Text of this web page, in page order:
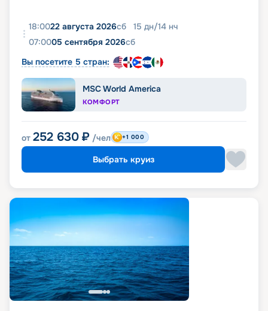
18:0022 августа 2026сб 15 дн/14 нч
07:0005 сентября 2026сб
Вы посетите 5 стран:
MSC World America
КОМФОРТ
от 252 630 ₽ /чел +1 000
Выбрать круиз